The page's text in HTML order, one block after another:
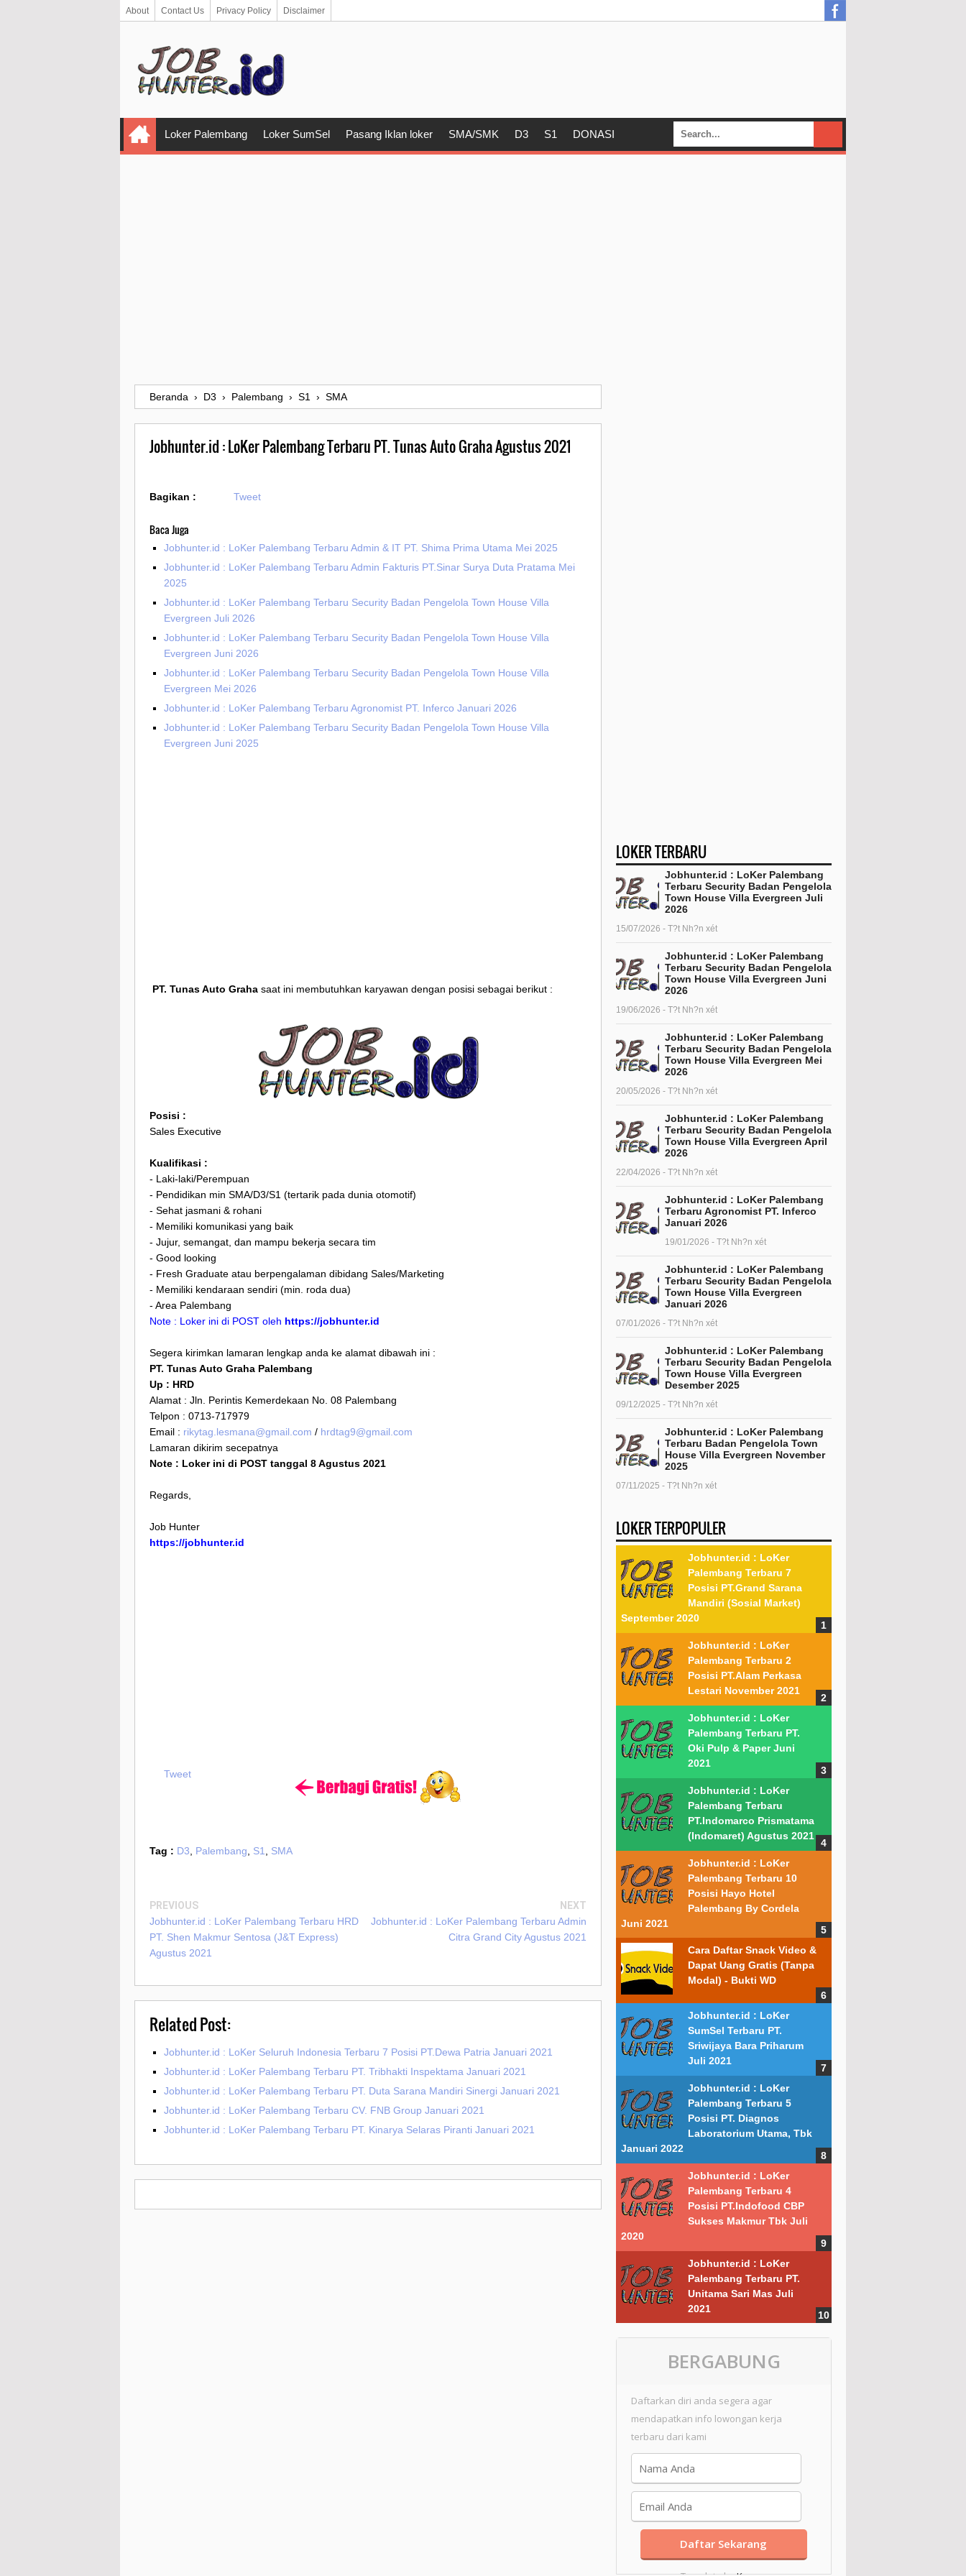
About Contact Us Privacy Policy Disclaimer
Loker Palembang Loker SumSel Pasang Iklan loker SMA/SMK D3 S1 DONASI
Beranda › D3 › Palembang › S1 › SMA
Jobhunter.id : LoKer Palembang Terbaru PT. Tunas Auto Graha Agustus 2021
Bagikan : Tweet
Baca Juga
Jobhunter.id : LoKer Palembang Terbaru Admin & IT PT. Shima Prima Utama Mei 2025
Jobhunter.id : LoKer Palembang Terbaru Admin Fakturis PT.Sinar Surya Duta Pratama Mei
2025
Jobhunter.id : LoKer Palembang Terbaru Security Badan Pengelola Town House Villa
Evergreen Juli 2026
Jobhunter.id : LoKer Palembang Terbaru Security Badan Pengelola Town House Villa
Evergreen Juni 2026
Jobhunter.id : LoKer Palembang Terbaru Security Badan Pengelola Town House Villa
Evergreen Mei 2026
Jobhunter.id : LoKer Palembang Terbaru Agronomist PT. Inferco Januari 2026
Jobhunter.id : LoKer Palembang Terbaru Security Badan Pengelola Town House Villa
Evergreen Juni 2025
PT. Tunas Auto Graha saat ini membutuhkan karyawan dengan posisi sebagai berikut :
Posisi :
Sales Executive
Kualifikasi :
- Laki-laki/Perempuan
- Pendidikan min SMA/D3/S1 (tertarik pada dunia otomotif)
- Sehat jasmani & rohani
- Memiliki komunikasi yang baik
- Jujur, semangat, dan mampu bekerja secara tim
- Good looking
- Fresh Graduate atau berpengalaman dibidang Sales/Marketing
- Memiliki kendaraan sendiri (min. roda dua)
- Area Palembang
Note : Loker ini di POST oleh https://jobhunter.id
Segera kirimkan lamaran lengkap anda ke alamat dibawah ini :
PT. Tunas Auto Graha Palembang
Up : HRD
Alamat : Jln. Perintis Kemerdekaan No. 08 Palembang
Telpon : 0713-717979
Email : rikytag.lesmana@gmail.com / hrdtag9@gmail.com
Lamaran dikirim secepatnya
Note : Loker ini di POST tanggal 8 Agustus 2021
Regards,
Job Hunter
https://jobhunter.id
Tweet
Tag : D3 Palembang S1 SMA
PREVIOUS
Jobhunter.id : LoKer Palembang Terbaru HRD
PT. Shen Makmur Sentosa (J&T Express)
Agustus 2021
NEXT
Jobhunter.id : LoKer Palembang Terbaru Admin
Citra Grand City Agustus 2021
Related Post:
Jobhunter.id : LoKer Seluruh Indonesia Terbaru 7 Posisi PT.Dewa Patria Januari 2021
Jobhunter.id : LoKer Palembang Terbaru PT. Tribhakti Inspektama Januari 2021
Jobhunter.id : LoKer Palembang Terbaru PT. Duta Sarana Mandiri Sinergi Januari 2021
Jobhunter.id : LoKer Palembang Terbaru CV. FNB Group Januari 2021
Jobhunter.id : LoKer Palembang Terbaru PT. Kinarya Selaras Piranti Januari 2021
LOKER TERBARU
Jobhunter.id : LoKer Palembang
Terbaru Security Badan Pengelola
Town House Villa Evergreen Juli
2026
15/07/2026 - T?t Nh?n xét
Jobhunter.id : LoKer Palembang
Terbaru Security Badan Pengelola
Town House Villa Evergreen Juni
2026
19/06/2026 - T?t Nh?n xét
Jobhunter.id : LoKer Palembang
Terbaru Security Badan Pengelola
Town House Villa Evergreen Mei
2026
20/05/2026 - T?t Nh?n xét
Jobhunter.id : LoKer Palembang
Terbaru Security Badan Pengelola
Town House Villa Evergreen April
2026
22/04/2026 - T?t Nh?n xét
Jobhunter.id : LoKer Palembang
Terbaru Agronomist PT. Inferco
Januari 2026
19/01/2026 - T?t Nh?n xét
Jobhunter.id : LoKer Palembang
Terbaru Security Badan Pengelola
Town House Villa Evergreen
Januari 2026
07/01/2026 - T?t Nh?n xét
Jobhunter.id : LoKer Palembang
Terbaru Security Badan Pengelola
Town House Villa Evergreen
Desember 2025
09/12/2025 - T?t Nh?n xét
Jobhunter.id : LoKer Palembang
Terbaru Badan Pengelola Town
House Villa Evergreen November
2025
07/11/2025 - T?t Nh?n xét
LOKER TERPOPULER
Jobhunter.id : LoKer
Palembang Terbaru 7
Posisi PT.Grand Sarana
Mandiri (Sosial Market)
September 2020
Jobhunter.id : LoKer
Palembang Terbaru 2
Posisi PT.Alam Perkasa
Lestari November 2021
Jobhunter.id : LoKer
Palembang Terbaru PT.
Oki Pulp & Paper Juni
2021
Jobhunter.id : LoKer
Palembang Terbaru
PT.Indomarco Prismatama
(Indomaret) Agustus 2021
Jobhunter.id : LoKer
Palembang Terbaru 10
Posisi Hayo Hotel
Palembang By Cordela
Juni 2021
Cara Daftar Snack Video &
Dapat Uang Gratis (Tanpa
Modal) - Bukti WD
Jobhunter.id : LoKer
SumSel Terbaru PT.
Sriwijaya Bara Priharum
Juli 2021
Jobhunter.id : LoKer
Palembang Terbaru 5
Posisi PT. Diagnos
Laboratorium Utama, Tbk
Januari 2022
Jobhunter.id : LoKer
Palembang Terbaru 4
Posisi PT.Indofood CBP
Sukses Makmur Tbk Juli
2020
Jobhunter.id : LoKer
Palembang Terbaru PT.
Unitama Sari Mas Juli
2021
BERGABUNG
Daftarkan diri anda segera agar
mendapatkan info lowongan kerja
terbaru dari kami